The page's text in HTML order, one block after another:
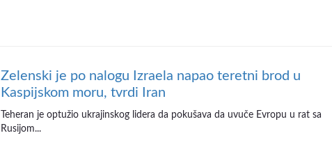
Zelenski je po nalogu Izraela napao teretni brod u
Kaspijskom moru, tvrdi Iran
Teheran je optužio ukrajinskog lidera da pokušava da uvuče Evropu u rat sa
Rusijom...